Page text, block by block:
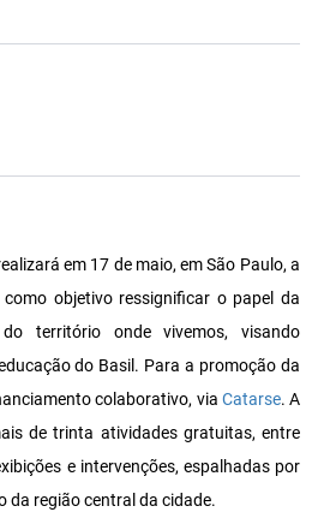
em 17 de maio, em São Paulo, a
objetivo ressignificar o papel da
território onde vivemos, visando
do Basil. Para a promoção da
colaborativo, via Catarse. A
de trinta atividades gratuitas, entre
e intervenções, espalhadas por
da região central da cidade.